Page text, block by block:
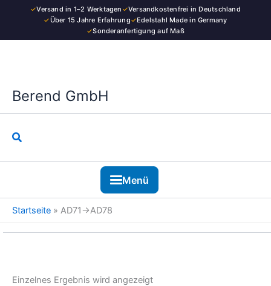
✓Versand in 1–2 Werktagen ✓Versandkostenfrei in Deutschland
✓Über 15 Jahre Erfahrung✓Edelstahl Made in Germany
✓Sonderanfertigung auf Maß
Berend GmbH
Suchen
Menü
Startseite » AD71→AD78
Einzelnes Ergebnis wird angezeigt
Kategorie